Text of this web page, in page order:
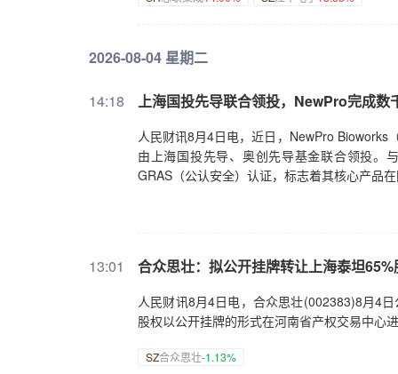
2026-08-04 星期二
14:18 上海国投先导联合领投，NewPro完成
人民财讯8月4日电，近日，NewPro Bioworks
由上海国投先导、奥创先导基金联合领投。
GRAS（公认安全）认证，标志着其核心产品
13:01 合众思壮：拟公开挂牌转让上海泰坦65%
人民财讯8月4日电，合众思壮(002383)8月4
股权以公开挂牌的形式在河南省产权交易中心
SZ合众思壮-1.13%